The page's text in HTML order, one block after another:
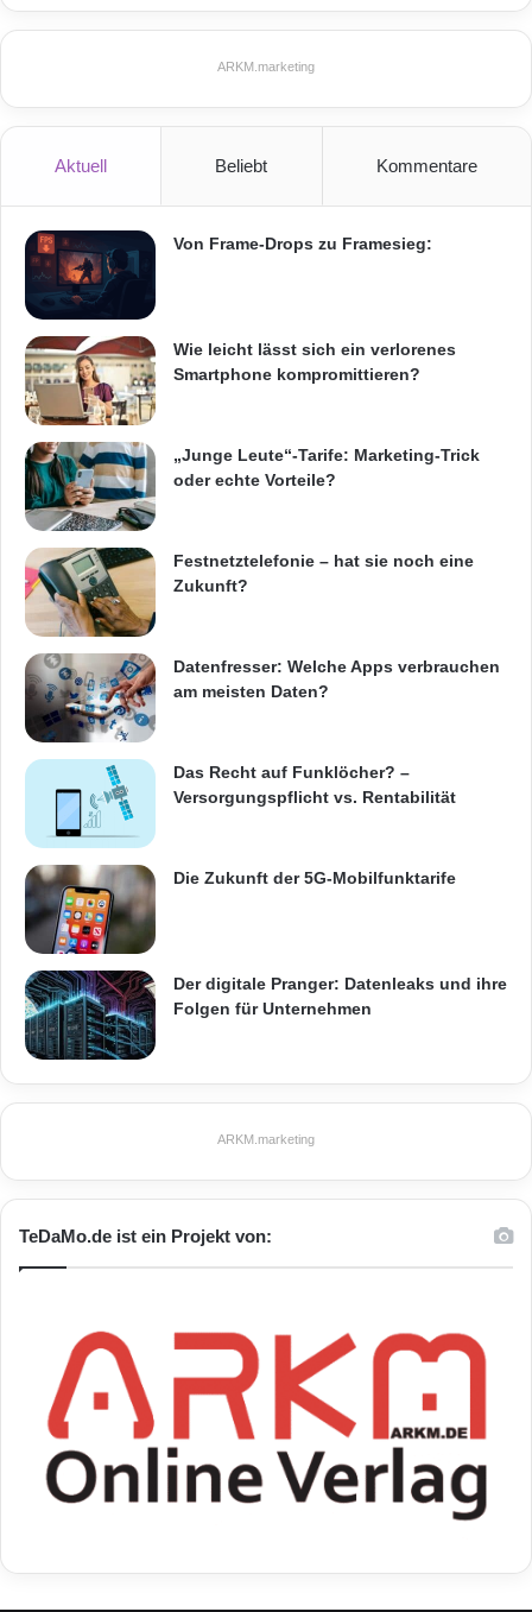
ARKM.marketing
Aktuell Beliebt Kommentare
Von Frame-Drops zu Framesieg:
Wie leicht lässt sich ein verlorenes
Smartphone kompromittieren?
„Junge Leute“-Tarife: Marketing-Trick
oder echte Vorteile?
Festnetztelefonie – hat sie noch eine
Zukunft?
Datenfresser: Welche Apps verbrauchen
am meisten Daten?
Das Recht auf Funklöcher? –
Versorgungspflicht vs. Rentabilität
Die Zukunft der 5G-Mobilfunktarife
Der digitale Pranger: Datenleaks und ihre
Folgen für Unternehmen
ARKM.marketing
TeDaMo.de ist ein Projekt von: